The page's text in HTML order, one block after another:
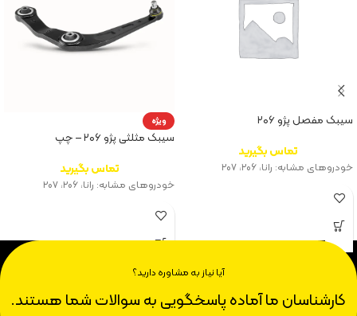
سیبک مفصل پژو ۲۰۶
تماس بگیرید
خودروهای مشابه: رانا، ۲۰۶، ۲۰۷
ویژه
سیبک مثلثی پژو ۲۰۶ – چپ
تماس بگیرید
خودروهای مشابه: رانا، ۲۰۶، ۲۰۷
آیا نیاز به مشاوره دارید؟
کارشناسان ما آماده پاسخگویی به سوالات شما هستند.